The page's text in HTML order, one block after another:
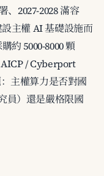
、2027-2028 滿容
主權 AI 基礎設施而
約 5000-8000 顆
/ Cyberport
主權算力是否對國
員）還是嚴格限國